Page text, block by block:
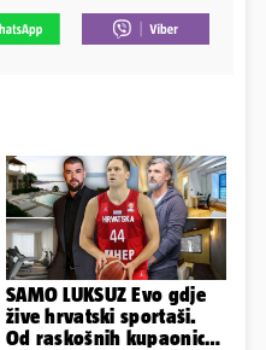
SAMO LUKSUZ Evo gdje
žive hrvatski sportaši.
Od raskošnih kupaonica